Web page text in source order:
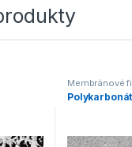
Membránové